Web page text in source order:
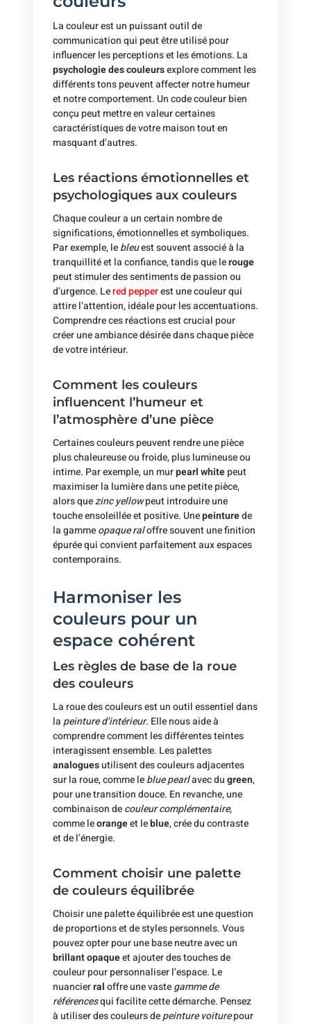
La couleur est un puissant outil de
communication qui peut être utilisé pour
influencer les perceptions et les émotions. La
psychologie des couleursexplore comment les
différents tons peuvent affecter notre humeur
et notre comportement. Un code couleur bien
conçu peut mettre en valeur certaines
caractéristiques de votre maison tout en
masquant d’autres.
Les réactions émotionnelles et
psychologiques aux couleurs
Chaque couleur a un certain nombre de
significations, émotionnelles et symboliques.
Par exemple, lebleuest souvent associé à la
tranquillité et la confiance, tandis que lerouge
peut stimuler des sentiments de passion ou
d’urgence. Lered pepperest une couleur qui
attire l’attention, idéale pour les accentuations.
Comprendre ces réactions est crucial pour
créer une ambiance désirée dans chaque pièce
de votre intérieur.
Comment les couleurs
influencent l’humeur et
l’atmosphère d’une pièce
Certaines couleurs peuvent rendre une pièce
plus chaleureuse ou froide, plus lumineuse ou
intime. Par exemple, un murpearl whitepeut
maximiser la lumière dans une petite pièce,
alors quezinc yellowpeut introduire une
touche ensoleillée et positive. Unepeinturede
la gammeopaque raloffre souvent une finition
épurée qui convient parfaitement aux espaces
contemporains.
Harmoniser les
couleurs pour un
espace cohérent
Les règles de base de la roue
des couleurs
La roue des couleurs est un outil essentiel dans
lapeinture d’intérieur. Elle nous aide à
comprendre comment les différentes teintes
interagissent ensemble. Les palettes
analoguesutilisent des couleurs adjacentes
sur la roue, comme leblue pearlavec dugreen,
pour une transition douce. En revanche, une
combinaison decouleur complémentaire,
comme leorangeet leblue, crée du contraste
et de l’énergie.
Comment choisir une palette
de couleurs équilibrée
Choisir une palette équilibrée est une question
de proportions et de styles personnels. Vous
pouvez opter pour une base neutre avec un
brillant opaqueet ajouter des touches de
couleur pour personnaliser l’espace. Le
nuancierraloffre une vastegamme de
référencesqui facilite cette démarche. Pensez
à utiliser des couleurs depeinture voiturepour